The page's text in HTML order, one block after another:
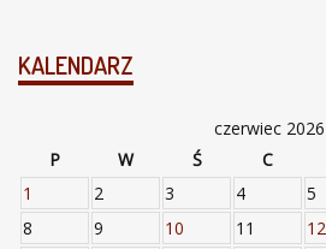
KALENDARZ
czerwiec 2026
P
W Ś C
1
2 3 4 5
8
9 10 11 12